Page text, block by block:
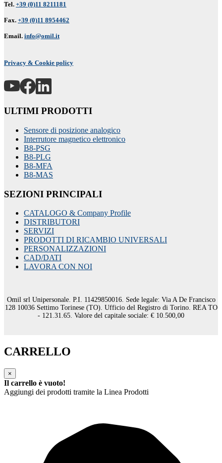
Tel. +39 (0)11 8211181
Fax. +39 (0)11 8954462
Email. info@omil.it
Privacy & Cookie policy
ULTIMI PRODOTTI
Sensore di posizione analogico
Interrutore magnetico elettronico
B8-PSG
B8-PLG
B8-MFA
B8-MAS
SEZIONI PRINCIPALI
CATALOGO & Company Profile
DISTRIBUTORI
SERVIZI
PRODOTTI DI RICAMBIO UNIVERSALI
PERSONALIZZAZIONI
CAD/DATI
LAVORA CON NOI
Omil srl Unipersonale. P.I. 11429850016. Sede legale: Via A De Francisco
128 10036 Settimo Torinese (TO). Ufficio del Registro di Torino. REA TO
- 121.31.65. Valore del capitale sociale: € 10.500,00
CARRELLO
×
Il carrello è vuoto!
Aggiungi dei prodotti tramite la Linea Prodotti